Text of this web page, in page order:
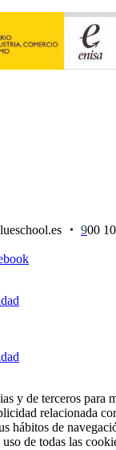
・ 900
y de terceros para
relacionada
hábitos de
de todas las